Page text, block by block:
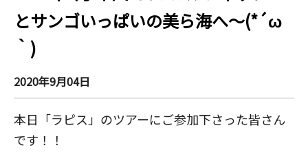
とサンゴいっぱいの美ら海へ～(*´ω
｀)
2020年9月04日
本日「ラピス」のツアーにご参加下さった皆さん
です！！